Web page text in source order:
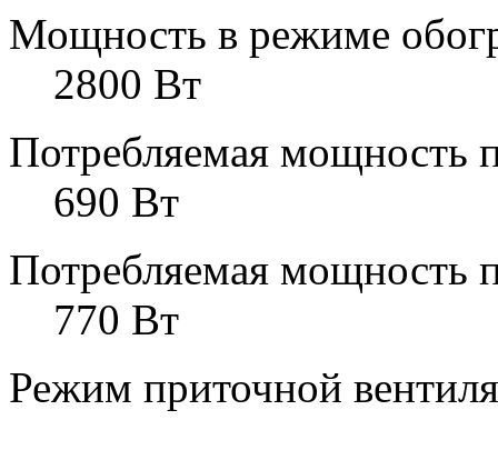
Мощность в режиме
2800 Вт
Потребляемая мощность
690 Вт
Потребляемая мощность
770 Вт
Режим приточной